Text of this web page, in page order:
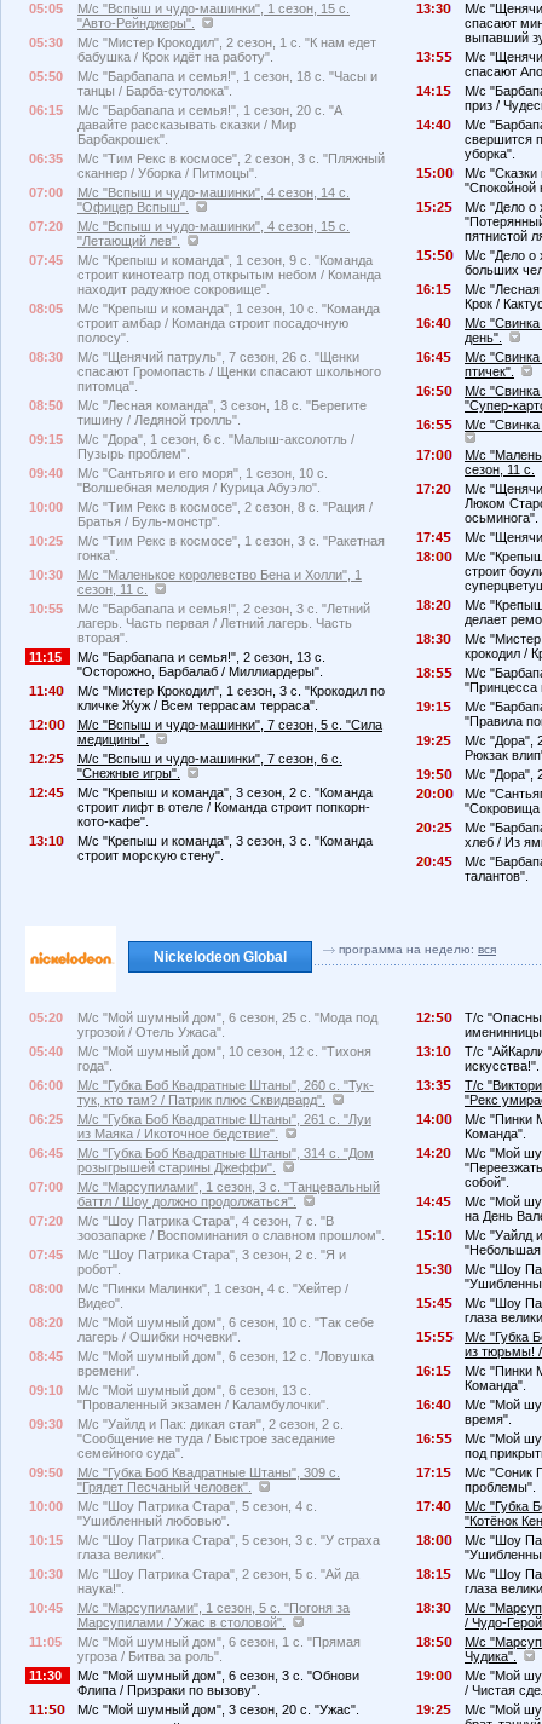
05:05
М/с "Вспыш и чудо-машинки", 1 сезон, 15 с.
"Авто-Рейнджеры".
05:30
М/с "Мистер Крокодил", 2 сезон, 1 с. "К нам едет
бабушка / Крок идёт на работу".
05:50
М/с "Барбапапа и семья!", 1 сезон, 18 с. "Часы и
танцы / Барба-сутолока".
06:15
М/с "Барбапапа и семья!", 1 сезон, 20 с. "А
давайте рассказывать сказки / Мир
Барбакрошек".
06:35
М/с "Тим Рекс в космосе", 2 сезон, 3 с. "Пляжный
сканнер / Уборка / Питмоцы".
07:00
М/с "Вспыш и чудо-машинки", 4 сезон, 14 с.
"Офицер Вспыш".
07:20
М/с "Вспыш и чудо-машинки", 4 сезон, 15 с.
"Летающий лев".
07:45
М/с "Крепыш и команда", 1 сезон, 9 с. "Команда
строит кинотеатр под открытым небом / Команда
находит радужное сокровище".
08:05
М/с "Крепыш и команда", 1 сезон, 10 с. "Команда
строит амбар / Команда строит посадочную
полосу".
08:30
М/с "Щенячий патруль", 7 сезон, 26 с. "Щенки
спасают Громопасть / Щенки спасают школьного
питомца".
08:50
М/с "Лесная команда", 3 сезон, 18 с. "Берегите
тишину / Ледяной тролль".
09:15
М/с "Дора", 1 сезон, 6 с. "Малыш-аксолотль /
Пузырь проблем".
09:40
М/с "Сантьяго и его моря", 1 сезон, 10 с.
"Волшебная мелодия / Курица Абуэло".
10:00
М/с "Тим Рекс в космосе", 2 сезон, 8 с. "Рация /
Братья / Буль-монстр".
10:25
М/с "Тим Рекс в космосе", 1 сезон, 3 с. "Ракетная
гонка".
10:30
М/с "Маленькое королевство Бена и Холли", 1
сезон, 11 с.
10:55
М/с "Барбапапа и семья!", 2 сезон, 3 с. "Летний
лагерь. Часть первая / Летний лагерь. Часть
вторая".
11:15
М/с "Барбапапа и семья!", 2 сезон, 13 с.
"Осторожно, Барбалаб / Миллиардеры".
11:4
М/с "Мистер Крокодил", 1 сезон, 3 с. "Крокодил по
кличке Жуж / Всем террасам терраса".
12:
М/с "Вспыш и чудо-машинки", 7 сезон, 5 с. "Сила
медицины".
12:2
М/с "Вспыш и чудо-машинки", 7 сезон, 6 с.
"Снежные игры".
12:4
М/с "Крепыш и команда", 3 сезон, 2 с. "Команда
строит лифт в отеле / Команда строит попкорн-
кото-кафе".
13:1
М/с "Крепыш и команда", 3 сезон, 3 с. "Команда
строит морскую стену".
13:3
М/с
спасают
выпавший
13:
М/с
спасают
14:1
М/с
приз /
14:4
М/с
свершится
уборка".
1
:
М/с "Сказки
"Спокойной
1
:2
М/с "Дело о
пятнистой
1
:
М/с "Дело о
больших
16:1
М/с "Лесная
Крок /
16:4
М/с "Свинка
день".
16:4
М/с "Свинка
птичек".
16:
М/с
"Супер-
16:
М/с "Свинка
17:
М/с
сезон, 11 с.
17:2
М/с
Люком
осьминога".
17:4
М/с
18:
М/с
строит
18:2
М/с
делает
18:3
М/с "Мистер
крокодил /
18:
М/с
"Принцесса
19:1
М/с
"Правила
19:2
М/с "Дора",
Рюкзак
19:
М/с "Дора",
2
:
М/с
"Сокровища
2
:2
М/с
хлеб / Из
2
:4
М/с
талантов".
Nickelodeon Global программа на неделю: вся
05:20
М/с "Мой шумный дом", 6 сезон, 25 с. "Мода под
угрозой / Отель Ужаса".
05:40
М/с "Мой шумный дом", 10 сезон, 12 с. "Тихоня
года".
06:00
М/с "Губка Боб Квадратные Штаны", 260 с. "Тук-
тук, кто там? / Патрик плюс Сквидвард".
06:25
М/с "Губка Боб Квадратные Штаны", 261 с. "Луи
из Маяка / Икоточное бедствие".
06:45
М/с "Губка Боб Квадратные Штаны", 314 с. "Дом
розыгрышей старины Джеффи".
07:00
М/с "Марсупилами", 1 сезон, 3 с. "Танцевальный
баттл / Шоу должно продолжаться".
07:20
М/с "Шоу Патрика Стара", 4 сезон, 7 с. "В
зоозапарке / Воспоминания о славном прошлом".
07:45
М/с "Шоу Патрика Стара", 3 сезон, 2 с. "Я и
робот".
08:00
М/с "Пинки Малинки", 1 сезон, 4 с. "Хейтер /
Видео".
08:20
М/с "Мой шумный дом", 6 сезон, 10 с. "Так себе
лагерь / Ошибки ночевки".
08:45
М/с "Мой шумный дом", 6 сезон, 12 с. "Ловушка
времени".
09:10
М/с "Мой шумный дом", 6 сезон, 13 с.
"Проваленный экзамен / Каламбулочки".
09:30
М/с "Уайлд и Пак: дикая стая", 2 сезон, 2 с.
"Сообщение не туда / Быстрое заседание
семейного суда".
09:50
М/с "Губка Боб Квадратные Штаны", 309 с.
"Грядет Песчаный человек".
10:00
М/с "Шоу Патрика Стара", 5 сезон, 4 с.
"Ушибленный любовью".
10:15
М/с "Шоу Патрика Стара", 5 сезон, 3 с. "У страха
глаза велики".
10:30
М/с "Шоу Патрика Стара", 2 сезон, 5 с. "Ай да
наука!".
10:45
М/с "Марсупилами", 1 сезон, 5 с. "Погоня за
Марсупилами / Ужас в столовой".
11:05
М/с "Мой шумный дом", 6 сезон, 1 с. "Прямая
угроза / Битва за роль".
11:30
М/с "Мой шумный дом", 6 сезон, 3 с. "Обнови
Флипа / Призраки по вызову".
11:
М/с "Мой шумный дом", 3 сезон, 20 с. "Ужас".
12:
Т/с
13:1
Т/с
искусства!".
13:3
Т/с
"Рекс
14:
М/с "Пинки
Команда".
14:2
М/с "Мой
собой".
14:4
М/с "Мой
на День
1
:1
М/с "Уайлд
"Небольшая
1
:3
М/с "Шоу
1
:4
М/с "Шоу
глаза
1
:
М/с "Губка
из тюрьмы!
16:1
М/с "Пинки
Команда".
16:4
М/с "Мой
время".
16:
М/с "Мой
под
17:1
М/с "Соник
проблемы".
17:4
М/с "Губка
"Котёнок
18:
М/с "Шоу
18:1
М/с "Шоу
глаза
18:3
М/с
/ Чудо-
18:
М/с
Чудика".
19:
М/с "Мой
/ Чистая
19:2
М/с "Мой